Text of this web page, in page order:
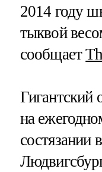
2014 году
тыквой
сообщает
Гигантский
на
состязании